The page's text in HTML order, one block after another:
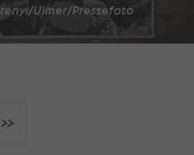
Ulmer/Pressefoto